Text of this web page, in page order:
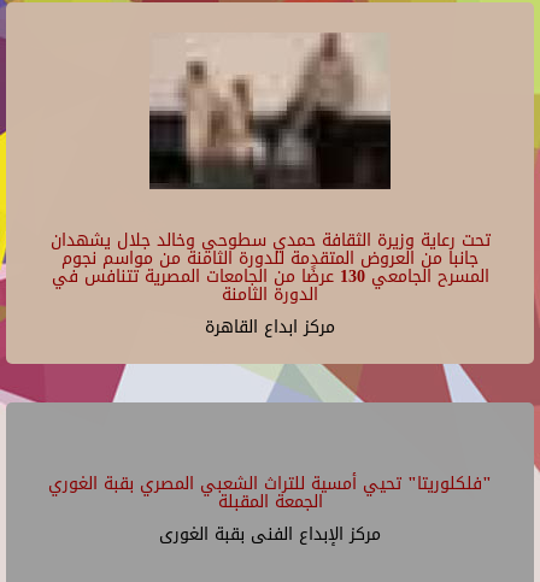
تحت رعاية وزيرة الثقافة حمدي سطوحي وخالد جلال يشهدان
جانبا من العروض المتقدمة للدورة الثامنة من مواسم نجوم
المسرح الجامعي 130 عرضًا من الجامعات المصرية تتنافس في
الدورة الثامنة
مركز ابداع القاهرة
"فلكلوريتا" تحيي أمسية للتراث الشعبي المصري بقبة الغوري
الجمعة المقبلة
مركز الإبداع الفنى بقبة الغورى